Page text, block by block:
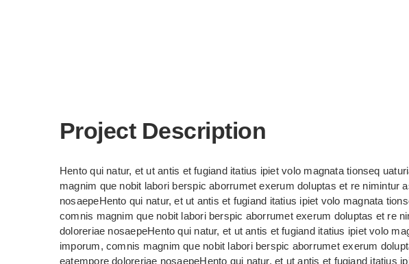
Project Description
Hento qui natur, et ut antis et fugiand itatius ipiet volo magnata tionseq
magnim que nobit labori berspic aborrumet exerum doluptas et re nimintur
nosaepeHento qui natur, et ut antis et fugiand itatius ipiet volo magnata
comnis magnim que nobit labori berspic aborrumet exerum doluptas et re
doloreriae nosaepeHento qui natur, et ut antis et fugiand itatius ipiet volo
imporum, comnis magnim que nobit labori berspic aborrumet exerum
eatempore doloreriae nosaepeHento qui natur, et ut antis et fugiand itatius